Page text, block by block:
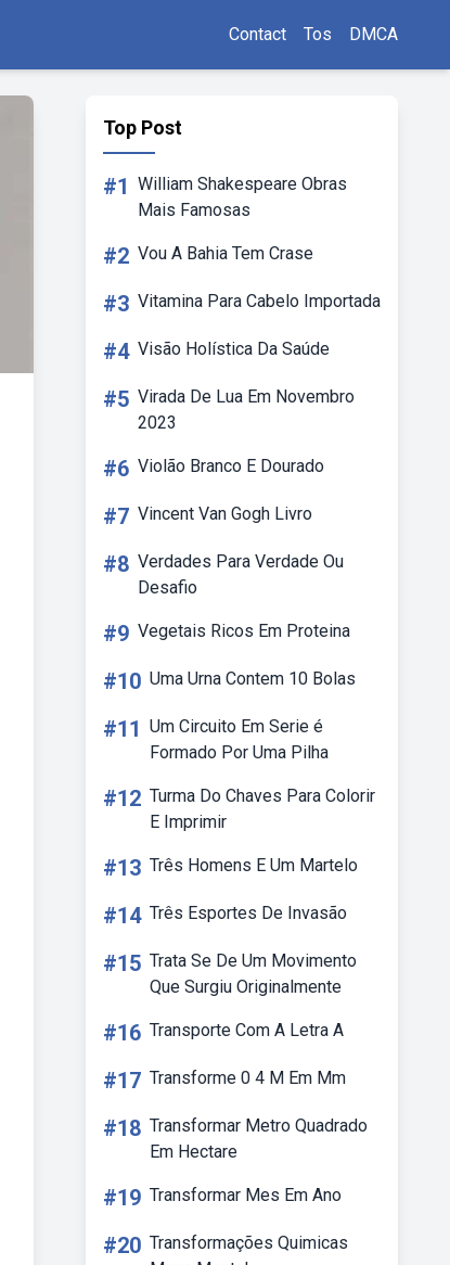
Contact Tos DMCA
Top Post
#1 William Shakespeare Obras
Mais Famosas
#2 Vou A Bahia Tem Crase
#3 Vitamina Para Cabelo Importada
#4 Visão Holística Da Saúde
#5 Virada De Lua Em Novembro
2023
#6 Violão Branco E Dourado
#7 Vincent Van Gogh Livro
#8 Verdades Para Verdade Ou
Desafio
#9 Vegetais Ricos Em Proteina
#10 Uma Urna Contem 10 Bolas
#11 Um Circuito Em Serie é
Formado Por Uma Pilha
#12 Turma Do Chaves Para Colorir
E Imprimir
#13 Três Homens E Um Martelo
#14 Três Esportes De Invasão
#15 Trata Se De Um Movimento
Que Surgiu Originalmente
#16 Transporte Com A Letra A
#17 Transforme 0 4 M Em Mm
#18 Transformar Metro Quadrado
Em Hectare
#19 Transformar Mes Em Ano
#20 Transformações Quimicas